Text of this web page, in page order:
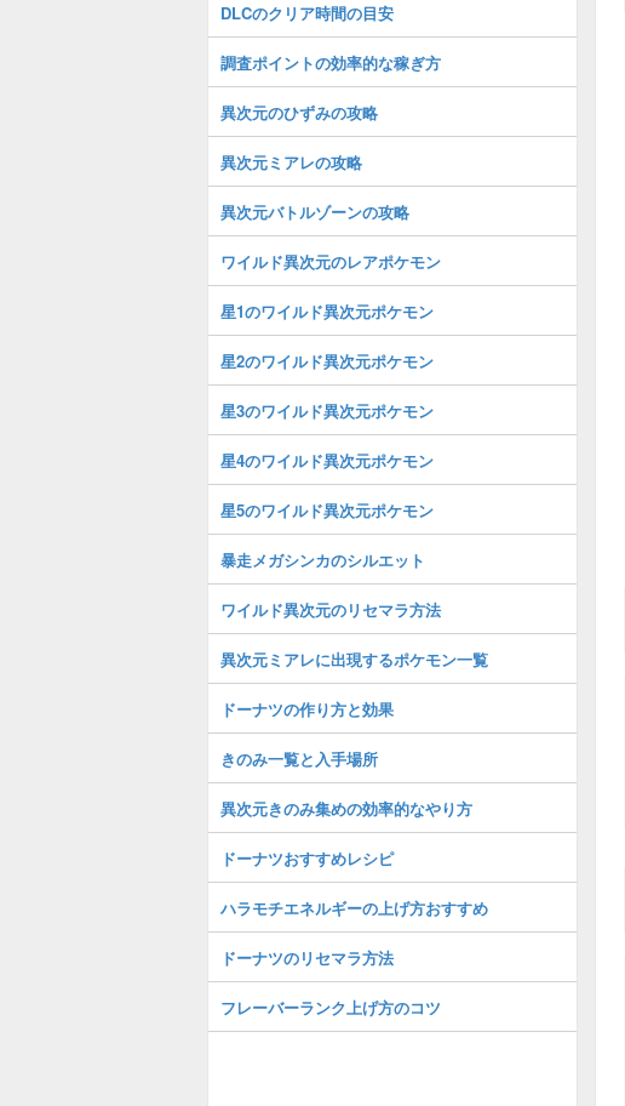
DLCのクリア時間の目安
調査ポイントの効率的な稼ぎ方
異次元のひずみの攻略
異次元ミアレの攻略
異次元バトルゾーンの攻略
ワイルド異次元のレアポケモン
星1のワイルド異次元ポケモン
星2のワイルド異次元ポケモン
星3のワイルド異次元ポケモン
星4のワイルド異次元ポケモン
星5のワイルド異次元ポケモン
暴走メガシンカのシルエット
ワイルド異次元のリセマラ方法
異次元ミアレに出現するポケモン一覧
ドーナツの作り方と効果
きのみ一覧と入手場所
異次元きのみ集めの効率的なやり方
ドーナツおすすめレシピ
ハラモチエネルギーの上げ方おすすめ
ドーナツのリセマラ方法
フレーバーランク上げ方のコツ